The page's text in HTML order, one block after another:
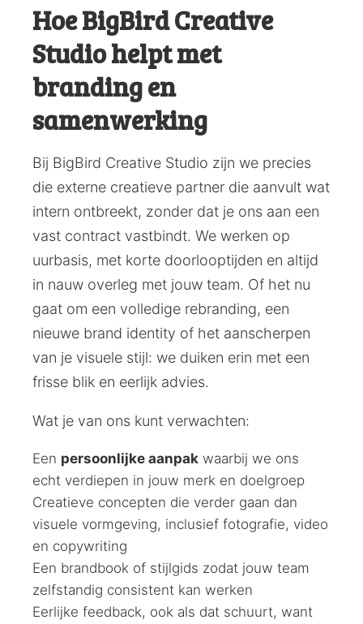
Hoe BigBird Creative
Studio helpt met
branding en
samenwerking
Bij BigBird Creative Studio zijn we precies
die externe creatieve partner die aanvult wat
intern ontbreekt, zonder dat je ons aan een
vast contract vastbindt. We werken op
uurbasis, met korte doorlooptijden en altijd
in nauw overleg met jouw team. Of het nu
gaat om een volledige rebranding, een
nieuwe brand identity of het aanscherpen
van je visuele stijl: we duiken erin met een
frisse blik en eerlijk advies.
Wat je van ons kunt verwachten:
Een persoonlijke aanpak waarbij we ons
echt verdiepen in jouw merk en doelgroep
Creatieve concepten die verder gaan dan
visuele vormgeving, inclusief fotografie, video
en copywriting
Een brandbook of stijlgids zodat jouw team
zelfstandig consistent kan werken
Eerlijke feedback, ook als dat schuurt, want